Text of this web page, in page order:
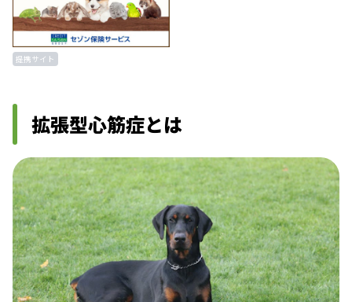
提携サイト
拡張型心筋症とは